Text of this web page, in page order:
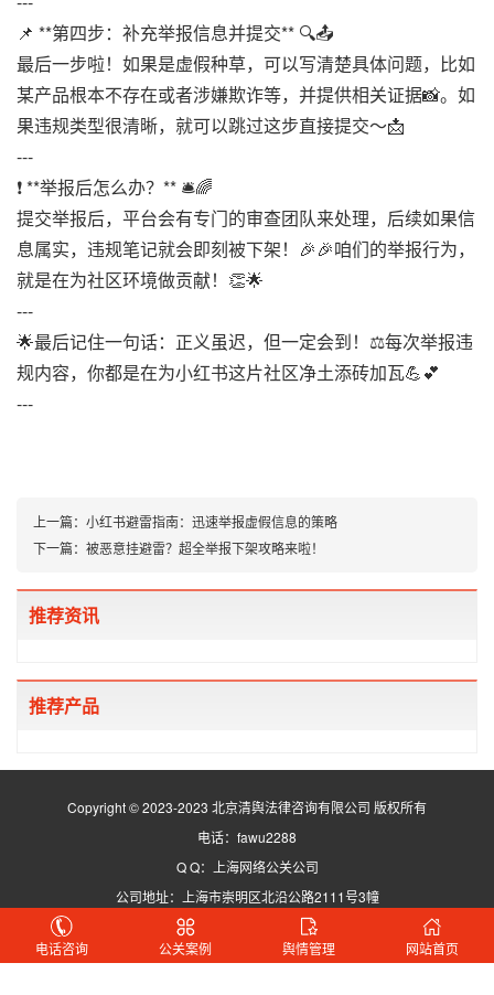
📌 **第四步：补充举报信息并提交** 🔍📤
最后一步啦！如果是虚假种草，可以写清楚具体问题，比如
某产品根本不存在或者涉嫌欺诈等，并提供相关证据📸。如
果违规类型很清晰，就可以跳过这步直接提交～📩
---
❗️ **举报后怎么办？** 🛎️🌈
提交举报后，平台会有专门的审查团队来处理，后续如果信
息属实，违规笔记就会即刻被下架！🎉🎉咱们的举报行为，
就是在为社区环境做贡献！👏🌟
---
🌟最后记住一句话：正义虽迟，但一定会到！⚖️每次举报违
规内容，你都是在为小红书这片社区净土添砖加瓦💪💕
---
上一篇： 小红书避雷指南：迅速举报虚假信息的策略
下一篇： 被恶意挂避雷？超全举报下架攻略来啦！
推荐资讯
推荐产品
Copyright © 2023-2023 北京清舆法律咨询有限公司 版权所有
电话：fawu2288
Q Q：上海网络公关公司
公司地址：上海市崇明区北沿公路2111号3幢
京ICP备2025143751号-3
电话咨询
公关案例 舆情管理 网站首页